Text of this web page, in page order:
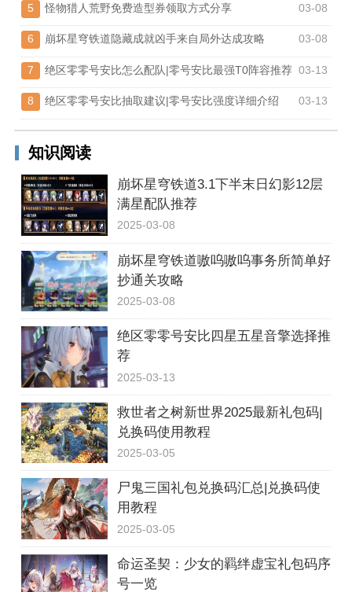
5 怪物猎人荒野免费造型券领取方式分享 03-08
6 崩坏星穹铁道隐藏成就凶手来自局外达成攻略 03-08
7 绝区零零号安比怎么配队|零号安比最强T0阵容推荐 03-13
8 绝区零零号安比抽取建议|零号安比强度详细介绍 03-13
知识阅读
崩坏星穹铁道3.1下半末日幻影12层
满星配队推荐
2025-03-08
崩坏星穹铁道嗷呜嗷呜事务所简单好
抄通关攻略
2025-03-08
绝区零零号安比四星五星音擎选择推
荐
2025-03-13
救世者之树新世界2025最新礼包码|
兑换码使用教程
2025-03-05
尸鬼三国礼包兑换码汇总|兑换码使
用教程
2025-03-05
命运圣契：少女的羁绊虚宝礼包码序
号一览